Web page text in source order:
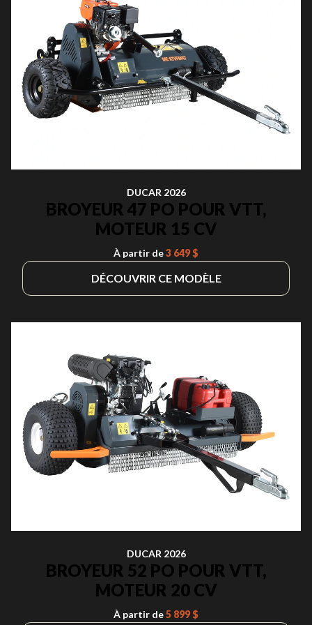
DUCAR 2026
BROYEUR 47 PO POUR VTT,
MOTEUR 15 CV
À partir de3 649 $
DÉCOUVRIR CE MODÈLE
DUCAR 2026
BROYEUR 52 PO POUR VTT,
MOTEUR 20 CV
À partir de5 899 $